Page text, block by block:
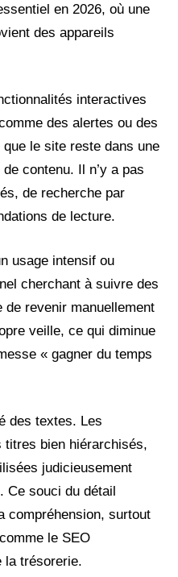
en 2026, où une
des appareils
interactives
des alertes ou des
le site reste dans une
contenu. Il n’y a pas
de recherche par
de lecture.
usage intensif ou
cherchant à suivre des
revenir manuellement
veille, ce qui diminue
« gagner du temps
des textes. Les
titres bien hiérarchisés,
judicieusement
Ce souci du détail
compréhension, surtout
le SEO
la trésorerie.